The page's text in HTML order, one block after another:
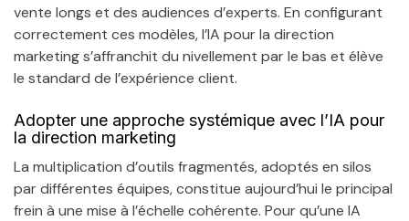
vente longs et des audiences d’experts. En configurant
correctement ces modèles, l’IA pour la direction
marketing s’affranchit du nivellement par le bas et élève
le standard de l’expérience client.
Adopter une approche systémique avec l’IA pour
la direction marketing
La multiplication d’outils fragmentés, adoptés en silos
par différentes équipes, constitue aujourd’hui le principal
frein à une mise à l’échelle cohérente. Pour qu’une IA